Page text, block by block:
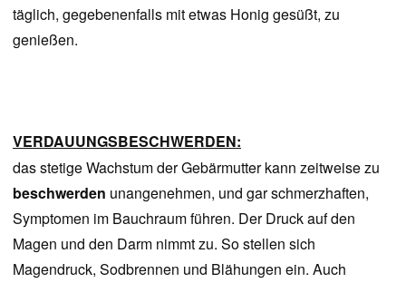
täglich, gegebenenfalls mit etwas Honig gesüßt, zu
genießen.
VERDAUUNGSBESCHWERDEN:
das stetige Wachstum der Gebärmutter kann zeitweise zu
beschwerden unangenehmen, und gar schmerzhaften,
Symptomen im Bauchraum führen. Der Druck auf den
Magen und den Darm nimmt zu. So stellen sich
Magendruck, Sodbrennen und Blähungen ein. Auch